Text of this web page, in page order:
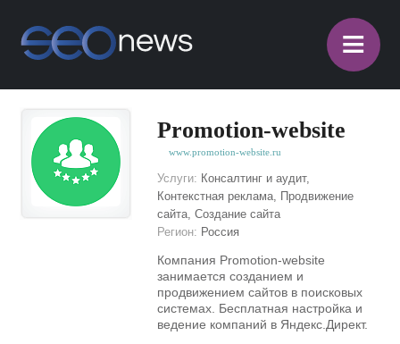
≡
Promotion-website
www.promotion-website.ru
Услуги: Консалтинг и аудит,
Контекстная реклама, Продвижение
сайта, Создание сайта
Регион: Россия
Компания Promotion-website
занимается созданием и
продвижением сайтов в поисковых
системах. Бесплатная настройка и
ведение компаний в Яндекс.Директ.